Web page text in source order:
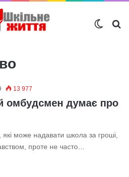
13 977
омбудсмен думає про
які може надавати школа за гроші,
проте не часто…